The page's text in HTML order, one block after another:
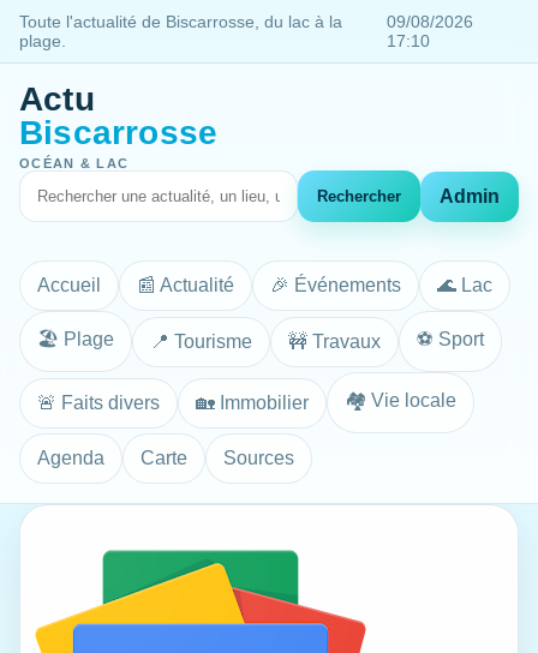
Toute l'actualité de Biscarrosse, du lac à la
plage.
09/08/2026
17:10
Actu
Biscarrosse
OCÉAN & LAC
Rechercher Admin
Accueil 📰 Actualité 🎉 Événements 🌊 Lac
🏖️ Plage 📍 Tourisme 🚧 Travaux ⚽ Sport
🚨 Faits divers 🏡 Immobilier 🏘️ Vie locale
Agenda Carte Sources